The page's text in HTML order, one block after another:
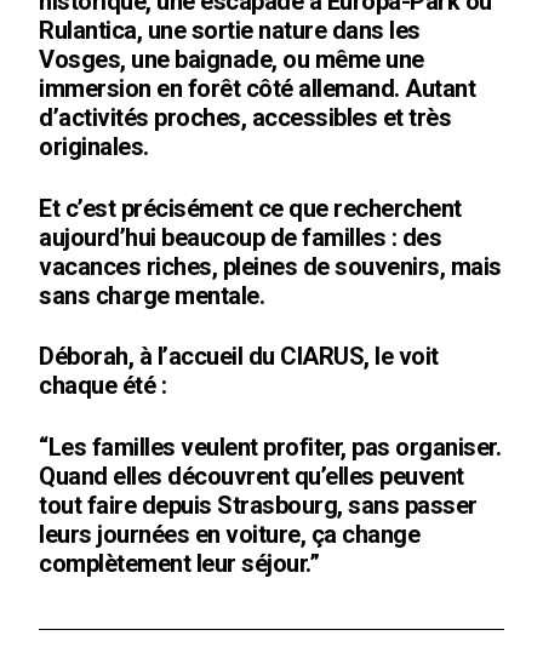
Rulantica, une sortie nature dans les
Vosges, une baignade, ou même une
immersion en forêt côté allemand. Autant
d’activités proches, accessibles et très
originales.
Et c’est précisément ce que recherchent
aujourd’hui beaucoup de familles : des
vacances riches, pleines de souvenirs, mais
sans charge mentale.
Déborah, à l’accueil du CIARUS, le voit
chaque été :
“Les familles veulent profiter, pas organiser.
Quand elles découvrent qu’elles peuvent
tout faire depuis Strasbourg, sans passer
leurs journées en voiture, ça change
complètement leur séjour.”